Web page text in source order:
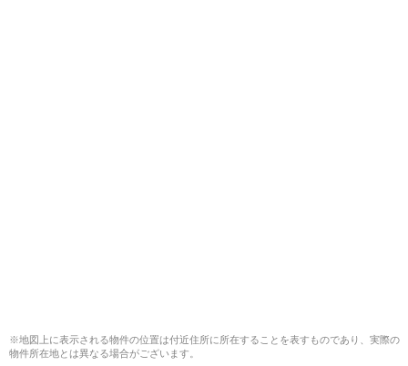
※地図上に表示される物件の位置は付近住所に所在することを表すものであり、実際の
物件所在地とは異なる場合がございます。